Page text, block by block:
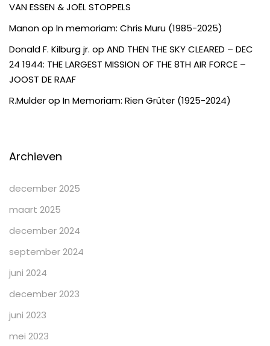
VAN ESSEN & JOËL STOPPELS
Manonop In memoriam: Chris Muru (1985-2025)
Donald F. Kilburg jr. op AND THEN THE SKY CLEARED – DEC
24 1944: THE LARGEST MISSION OF THE 8TH AIR FORCE –
JOOST DE RAAF
R.Mulderop In Memoriam: Rien Grüter (1925-2024)
Archieven
december 2025
maart 2025
december 2024
september 2024
juni 2024
december 2023
juni 2023
mei 2023